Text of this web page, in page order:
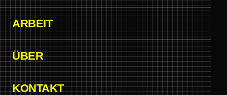
ARBEIT
ÜBER
KONTAKT